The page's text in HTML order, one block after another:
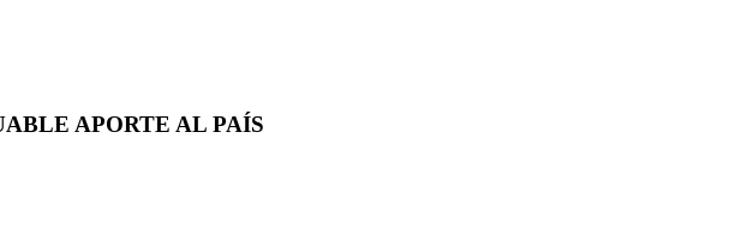
APORTE AL PAÍS